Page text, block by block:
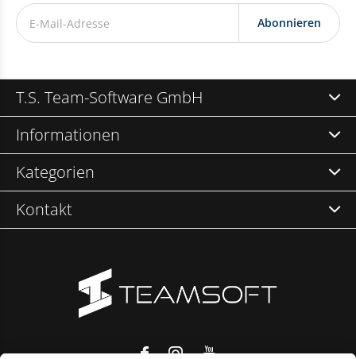
Abonnieren
T.S. Team-Software GmbH
Informationen
Kategorien
Kontakt